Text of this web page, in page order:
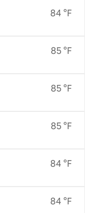
84 °F
85 °F
85 °F
85 °F
84 °F
84 °F